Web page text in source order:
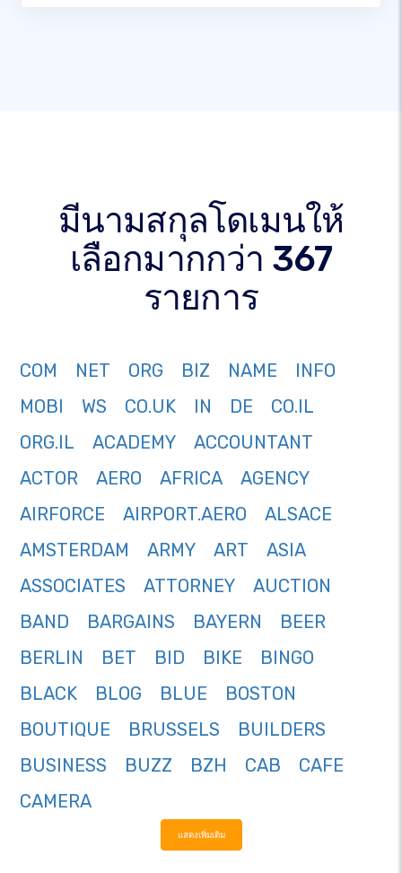
มีนามสกุลโดเมนให้
เลือกมากกว่า 367
รายการ
COM NET ORG BIZ NAME
INFO
MOBI
WS CO.UK IN DE
CO.IL
ORG.IL
ACADEMY
ACCOUNTANT
ACTOR
AERO AFRICA
AGENCY
AIRFORCE
AIRPORT.AERO
ALSACE
AMSTERDAM
ARMY ART
ASIA
ASSOCIATES
ATTORNEY
AUCTION
BAND
BARGAINS BAYERN
BEER
BERLIN
BET BID BIKE
BINGO
BLACK
BLOG BLUE
BOSTON
BOUTIQUE
BRUSSELS
BUILDERS
BUSINESS
BUZZ BZH CAB
CAFE
CAMERA
แสดงเพิ่มเติม